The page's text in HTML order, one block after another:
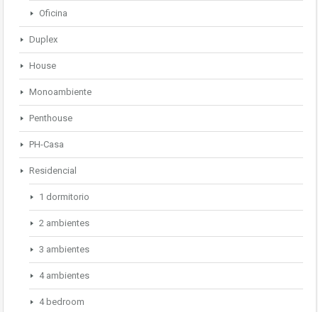
Oficina
Duplex
House
Monoambiente
Penthouse
PH-Casa
Residencial
1 dormitorio
2 ambientes
3 ambientes
4 ambientes
4 bedroom